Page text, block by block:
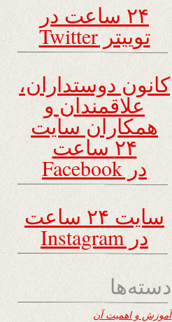
۲۴ ساعت در
توییتر Twitter
کانون دوستداران،
علاقمندان و
همکاران سایت
۲۴ ساعت
در Facebook
سایت ۲۴ ساعت
در Instagram
دسته‌ها
آموزش و اهمیت آن